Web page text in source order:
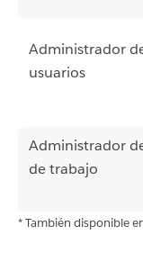
Administrador
usuarios
Administrador
de trabajo
* También disponible